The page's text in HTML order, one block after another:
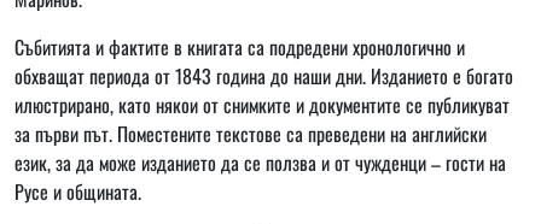
Събитията и фактите в книгата са подредени хронологично и
обхващат периода от 1843 година до наши дни. Изданието е богато
илюстрирано, като някои от снимките и документите се публикуват
за първи път. Поместените текстове са преведени на английски
език, за да може изданието да се ползва и от чужденци – гости на
Русе и общината.